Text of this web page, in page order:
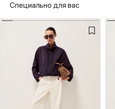
Специально для вас